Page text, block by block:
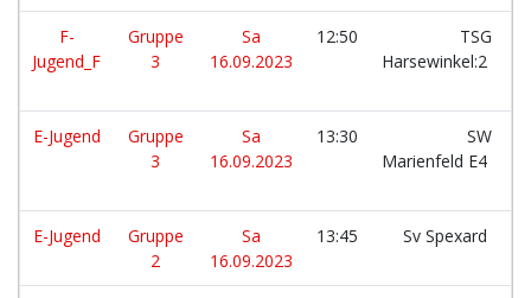
F-
Jugend_F
Gruppe
3
Sa
16.09.2023
12:50
TSG
Harsewinkel:2
E-Jugend
Gruppe
3
Sa
16.09.2023
13:30
SW
Marienfeld E4
E-Jugend
Gruppe
2
Sa
16.09.2023
13:45 Sv Spexard